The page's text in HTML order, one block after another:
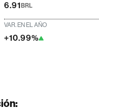
6.91BRL
VAR. EN EL AÑO
+10.99%